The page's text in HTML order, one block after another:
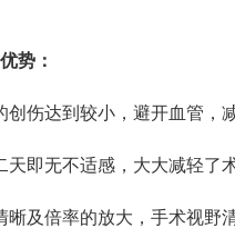
势：
达到较小，避开血管，减
即无不适感，大大减轻了术
倍率的放大，手术视野